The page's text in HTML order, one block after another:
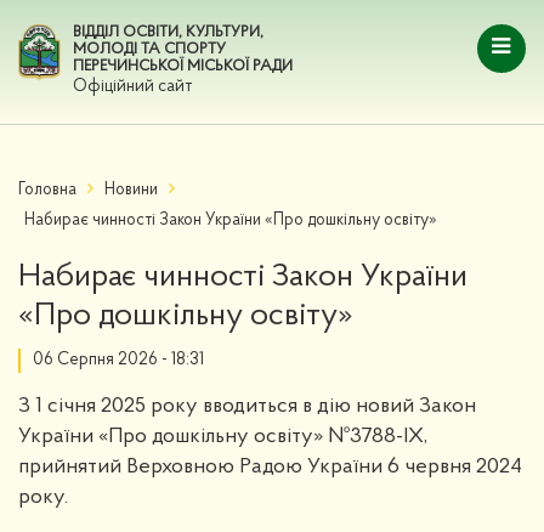
ВІДДІЛ ОСВІТИ, КУЛЬТУРИ,
МОЛОДІ ТА СПОРТУ
ПЕРЕЧИНСЬКОЇ МІСЬКОЇ РАДИ
Офіційний сайт
Головна
Новини
Набирає чинності Закон України «Про дошкільну освіту»
Набирає чинності Закон України
«Про дошкільну освіту»
06 Серпня 2026 - 18:31
З 1 січня 2025 року вводиться в дію новий Закон
України «Про дошкільну освіту» №3788-IX,
прийнятий Верховною Радою України 6 червня 2024
року.